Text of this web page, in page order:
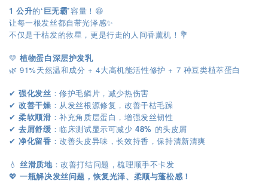
1 公升的‘巨无霸’容量！😆
让每一根发丝都自带光泽感✨
不仅是干枯发的救星，更是行走的人间香薰机！💐
💛植物蛋白深层护发乳
🌿 91%天然温和成分 + 4大高机能活性修护 + 7 种豆类植萃蛋白
✔︎ 强化发丝 ：修护毛鳞片，减少热伤害
✔︎ 改善干燥 ：从发丝根源修复，改善干枯毛躁
✔︎ 柔软顺滑 ：补充角质层蛋白，增强发丝韧性
✔︎ 去屑舒缓 ：临床测试显示可减少48% 的头皮屑
✔︎ 净化留香 ：改善头皮异味，长效持香，保持清新清爽
💧丝滑质地：改善打结问题，梳理顺手不卡发
💖一瓶解决发丝问题，恢复光泽、柔顺与蓬松感！